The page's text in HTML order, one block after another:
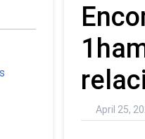
April 25,